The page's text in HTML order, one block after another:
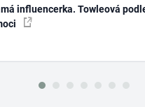
influencerka. Towleová